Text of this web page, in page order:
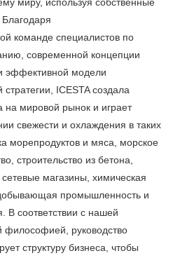
команде специалистов по
современной концепции
эффективной модели
ICESTA создала
на мировой рынок и играет
свежести и охлаждения в таких
морепродуктов и мяса, морское
строительство из бетона,
магазины, химическая
промышленность и
В соответствии с нашей
философией, руководство
структуру бизнеса, чтобы